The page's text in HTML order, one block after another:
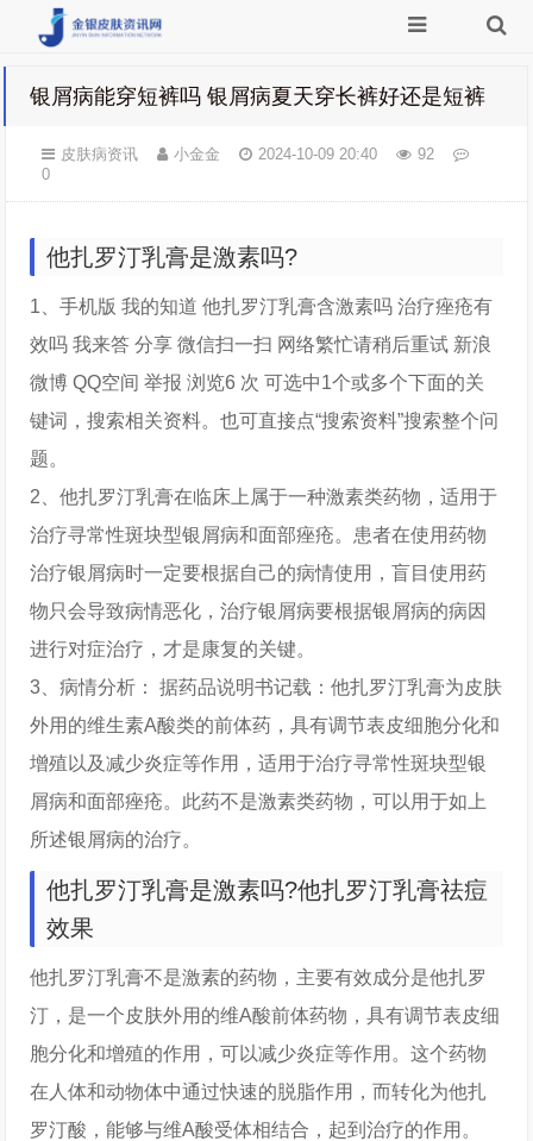
银屑病能穿短裤吗 银屑病夏天穿长裤好还是短裤
皮肤病资讯 小金金 2024-10-09 20:40
92
0
他扎罗汀乳膏是激素吗?
1、手机版 我的知道 他扎罗汀乳膏含激素吗 治疗痤疮有
效吗 我来答 分享 微信扫一扫 网络繁忙请稍后重试 新浪
微博 QQ空间 举报 浏览6 次 可选中1个或多个下面的关
键词，搜索相关资料。也可直接点“搜索资料”搜索整个问
题。
2、他扎罗汀乳膏在临床上属于一种激素类药物，适用于
治疗寻常性斑块型银屑病和面部痤疮。患者在使用药物
治疗银屑病时一定要根据自己的病情使用，盲目使用药
物只会导致病情恶化，治疗银屑病要根据银屑病的病因
进行对症治疗，才是康复的关键。
3、病情分析： 据药品说明书记载：他扎罗汀乳膏为皮肤
外用的维生素A酸类的前体药，具有调节表皮细胞分化和
增殖以及减少炎症等作用，适用于治疗寻常性斑块型银
屑病和面部痤疮。此药不是激素类药物，可以用于如上
所述银屑病的治疗。
他扎罗汀乳膏是激素吗?他扎罗汀乳膏祛痘
效果
他扎罗汀乳膏不是激素的药物，主要有效成分是他扎罗
汀，是一个皮肤外用的维A酸前体药物，具有调节表皮细
胞分化和增殖的作用，可以减少炎症等作用。这个药物
在人体和动物体中通过快速的脱脂作用，而转化为他扎
罗汀酸，能够与维A酸受体相结合，起到治疗的作用。